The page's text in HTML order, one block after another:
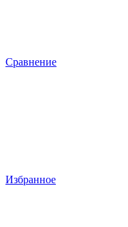
Сравнение
Избранное